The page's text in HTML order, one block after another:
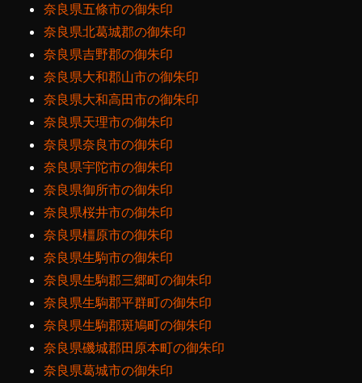
奈良県五條市の御朱印
奈良県北葛城郡の御朱印
奈良県吉野郡の御朱印
奈良県大和郡山市の御朱印
奈良県大和高田市の御朱印
奈良県天理市の御朱印
奈良県奈良市の御朱印
奈良県宇陀市の御朱印
奈良県御所市の御朱印
奈良県桜井市の御朱印
奈良県橿原市の御朱印
奈良県生駒市の御朱印
奈良県生駒郡三郷町の御朱印
奈良県生駒郡平群町の御朱印
奈良県生駒郡斑鳩町の御朱印
奈良県磯城郡田原本町の御朱印
奈良県葛城市の御朱印